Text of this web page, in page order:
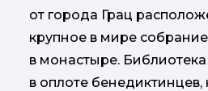
от города Грац
крупное в мире
в монастыре.
в оплоте